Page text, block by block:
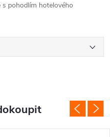
pohodlím hotelového